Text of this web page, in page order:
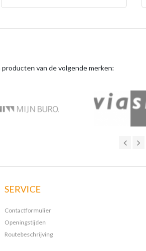
van de volgende merken:
SERVICE
Contactformulier
Openingstijden
Routebeschrijving